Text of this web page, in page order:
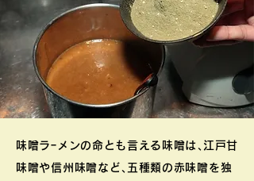
味噌ラｰメンの命とも言える味噌は､江戸甘
味噌や信州味噌など､五種類の赤味噌を独